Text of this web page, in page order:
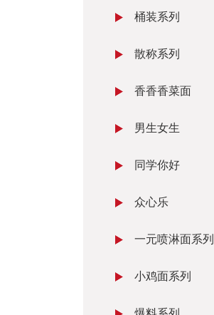
桶装系列
散称系列
香香香菜面
男生女生
同学你好
众心乐
一元喷淋面系列
小鸡面系列